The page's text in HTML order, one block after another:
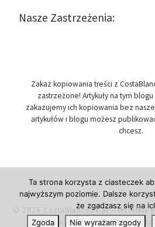
Nasze Zastrzeżenia:
Zakaz kopiowania treści z
zastrzeżone! Artykuły na tym blogu
zakazujemy ich kopiowania bez
artykułów i blogu możesz
chcesz.
© 2026 CostaBlanca24.pl– Wszelkie
Blanca w Hiszpanii,
Ta strona korzysta z ciasteczek
najwyższym poziomie. Dalsze
że zgadzasz się na
Zgoda
Nie wyrażam zgody